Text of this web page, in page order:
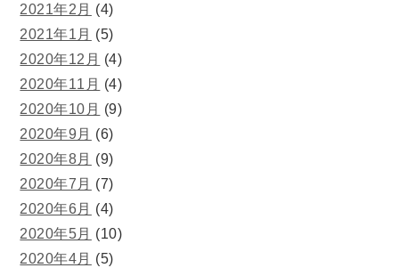
2021年2月 (4)
2021年1月 (5)
2020年12月 (4)
2020年11月 (4)
2020年10月 (9)
2020年9月 (6)
2020年8月 (9)
2020年7月 (7)
2020年6月 (4)
2020年5月 (10)
2020年4月 (5)